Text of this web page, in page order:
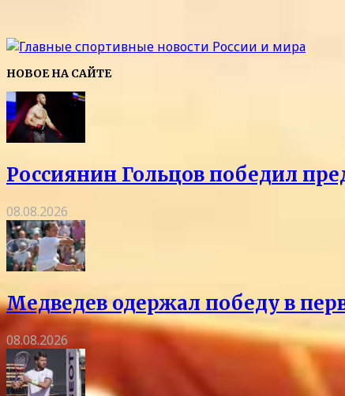
НОВОЕ НА САЙТЕ
Россиянин Гольцов победил
08.08.2026
Медведев одержал победу в
08.08.2026